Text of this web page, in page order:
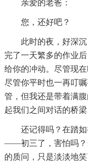
亲爱的老爸：
您，还好吧？
此时的夜，好深
完了一天繁多的作业
给你的冲动。尽管现
尽管你平时也一再叮
管，但我还是带着满
起我们之间对话的桥
还记得吗？在踏
――初三了，害怕吗？
的质问，只是淡淡地